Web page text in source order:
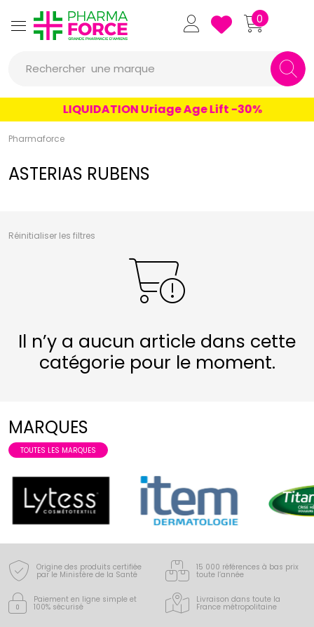
Pharmaforce Grande Pharmacie
0
Rechercher
un conseil
un produit
une marque
LIQUIDATION Uriage Age Lift -30%
Pharmaforce
ASTERIAS RUBENS
Réinitialiser les filtres
Il n’y a aucun article dans cette
catégorie pour le moment.
MARQUES
TOUTES LES MARQUES
Origine des produits certifiée
par le Ministère de la Santé
15 000 références à bas prix
toute l’année
Paiement en ligne simple et
100% sécurisé
Livraison dans toute la
France métropolitaine